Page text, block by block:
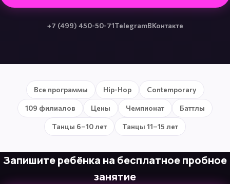
+7 (499) 450-50-71TelegramВКонтакте
Все программы Hip-Hop Contemporary
109 филиалов Цены Чемпионат Баттлы
Танцы 6–10 лет Танцы 11–15 лет
Запишите ребёнка на бесплатное пробное
занятие